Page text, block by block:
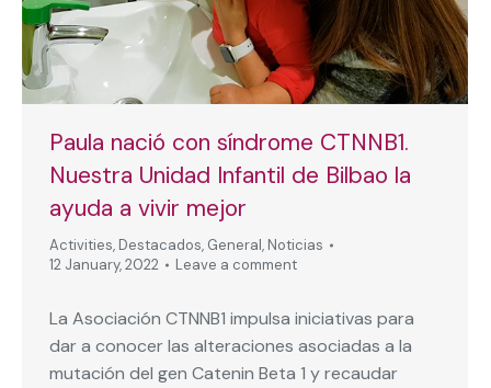
Paula nació con síndrome CTNNB1.
Nuestra Unidad Infantil de Bilbao la
ayuda a vivir mejor
Activities, Destacados, General, Noticias
12 January, 2022
Leave a comment
La Asociación CTNNB1 impulsa iniciativas para
dar a conocer las alteraciones asociadas a la
mutación del gen Catenin Beta 1 y recaudar